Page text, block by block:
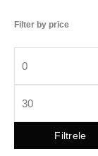
Filter by price
Filtrele